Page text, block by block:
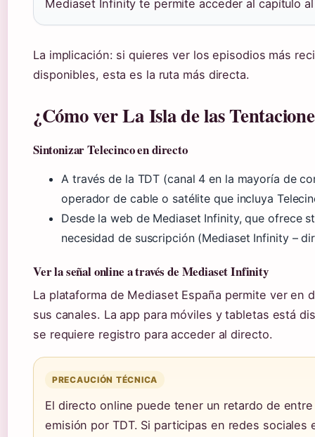
Mediaset Infinity te permite acceder al capítulo
La implicación: si quieres ver los episodios más
disponibles, esta es la ruta más directa.
¿Cómo ver La Isla de las
Sintonizar Telecinco en directo
A través de la TDT (canal 4 en la mayoría de
operador de cable o satélite que incluya
Desde la web de Mediaset Infinity, que ofrece
necesidad de suscripción (Mediaset Infinity –
Ver la señal online a través de Mediaset Infinity
La plataforma de Mediaset España permite ver
sus canales. La app para móviles y tabletas está
se requiere registro para acceder al directo.
PRECAUCIÓN TÉCNICA
El directo online puede tener un retardo de
emisión por TDT. Si participas en redes